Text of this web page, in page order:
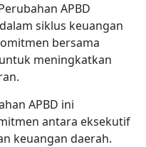
APBD
siklus keuangan
bersama
meningkatkan
APBD ini
antara eksekutif
keuangan daerah.